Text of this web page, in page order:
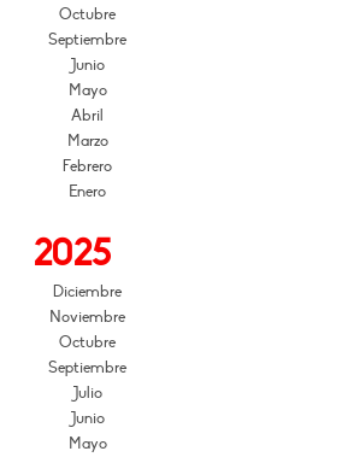
Octubre
Septiembre
Junio
Mayo
Abril
Marzo
Febrero
Enero
2025
Diciembre
Noviembre
Octubre
Septiembre
Julio
Junio
Mayo